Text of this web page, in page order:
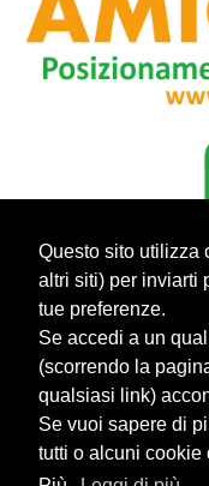
Questo sito utilizza
altri siti) per inviarti
tue preferenze.
Se accedi a un
(scorrendo la
qualsiasi link)
Se vuoi sapere di
tutti o alcuni